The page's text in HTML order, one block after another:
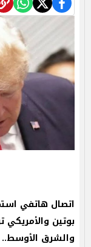
اتصال هاتفي
بوتين والأمريكي
والشرق الأوسط..